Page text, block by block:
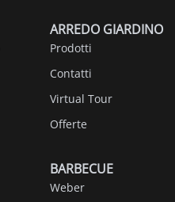
ARREDO GIARDINO
Prodotti
Contatti
Virtual Tour
Offerte
BARBECUE
Weber